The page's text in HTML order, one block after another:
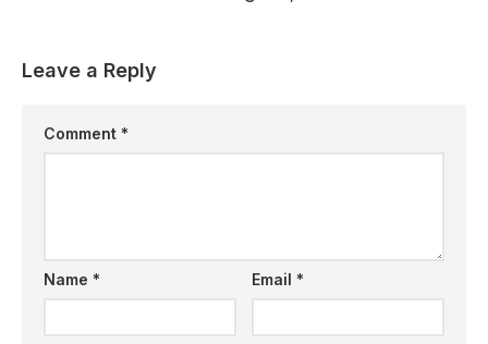
Leave a Reply
Comment *
Name * Email*